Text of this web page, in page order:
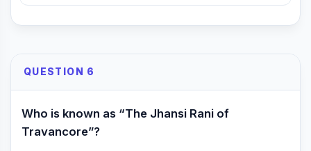
QUESTION 6
Who is known as “The Jhansi Rani of
Travancore”?